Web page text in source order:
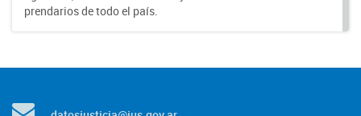
prendarios de todo el país.